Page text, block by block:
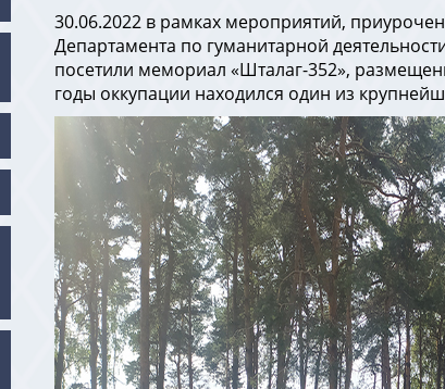
30.06.2022 в рамках мероприятий,
Департамента по гуманитарной
посетили мемориал «Шталаг-352»,
годы оккупации находился один из